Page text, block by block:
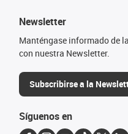
Newsletter
Manténgase informado de
con nuestra Newsletter.
Subscribirse a la
Síguenos en